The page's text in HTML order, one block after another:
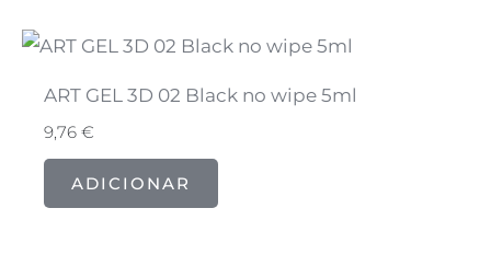
ART GEL 3D 02 Black no wipe 5ml
9,76€
ADICIONAR